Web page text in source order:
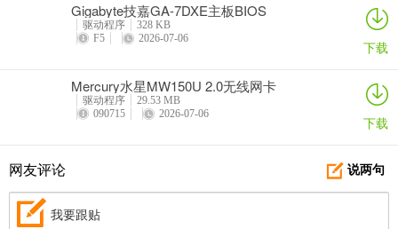
Gigabyte技嘉GA-7DXE主板BIOS
驱动程序
328 KB
F5
2026-07-06 下载
Mercury水星MW150U 2.0无线网卡
驱动程序
29.53 MB
090715
2026-07-06 下载
说两句
网友评论
我要跟贴